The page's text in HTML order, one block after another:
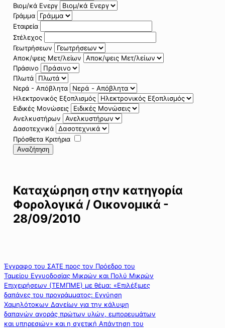
Βιομ/κά Ενεργ
Γράμμα
Εταιρεία
Στέλεχος
Γεωτρήσεων
Αποκ/ψεις Μετ/λείων
Πράσινο
Πλωτά
Νερά - Απόβλητα
Ηλεκτρονικός Εξοπλισμός
Ειδικές Μονώσεις
Ανελκυστήρων
Δασοτεχνικά
Πρόσθετα Κριτήρια
Αναζήτηση
Καταχώρηση στην κατηγορία
Φορολογικά / Οικονομικά -
28/09/2010
Έγγραφο του ΣΑΤΕ προς τον Πρόεδρο του
Ταμείου Εγγυοδοσίας Μικρών και Πολύ Μικρών
Επιχειρήσεων (ΤΕΜΠΜΕ) με θέμα: «Επιλέξιμες
δαπάνες του προγράμματος: Εγγύηση
Χαμηλότοκων Δανείων για την κάλυψη
δαπανών αγοράς πρώτων υλών, εμπορευμάτων
και υπηρεσιών» και η σχετική Απάντηση του